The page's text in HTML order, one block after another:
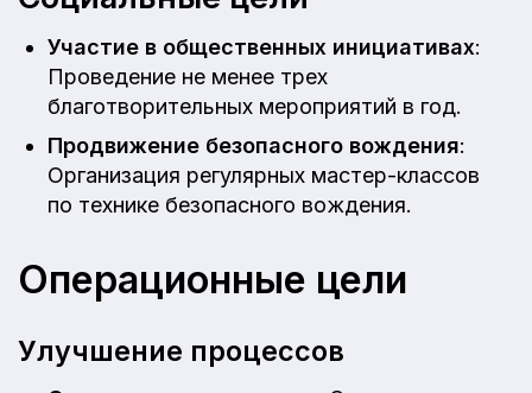
Участие в общественных инициативах:
Проведение не менее трех
благотворительных мероприятий в год.
Продвижение безопасного вождения:
Организация регулярных мастер-классов
по технике безопасного вождения.
Операционные цели
Улучшение процессов